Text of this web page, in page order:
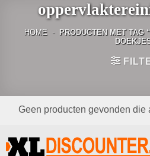
HOME - PRODUCTEN MET TAG
Geen producten gevonden die